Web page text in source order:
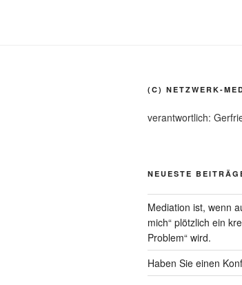
(C) NETZWERK-
verantwortlich:
NEUESTE
Mediation ist, wenn
mich“ plötzlich ein
Problem“ wird.
Haben Sie einen